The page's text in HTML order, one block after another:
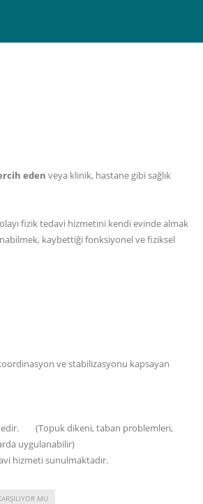
eden veya klinik, hastane gibi sağlık
fizik tedavi hizmetini kendi evinde almak
kaybettiği fonksiyonel ve fiziksel
ve stabilizasyonu kapsayan
(Topuk dikeni, taban problemleri,
uygulanabilir)
hizmeti sunulmaktadır.
MU